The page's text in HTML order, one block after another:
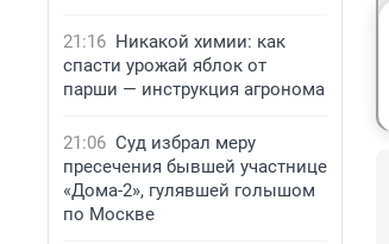
21:16 Никакой химии: как
спасти урожай яблок от
парши — инструкция агронома
21:06 Суд избрал меру
пресечения бывшей участнице
«Дома-2», гулявшей голышом
по Москве